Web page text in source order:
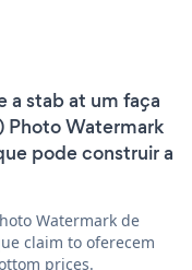
a stab at um faça
Photo Watermark
pode construir a
Watermark de
claim to oferecem
prices.